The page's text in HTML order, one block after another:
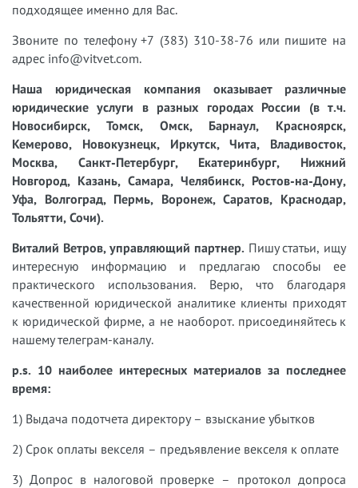
подходящее именно для Вас.
Звоните по телефону +7 (383) 310-38-76 или пишите на
адрес info@vitvet.com.
Наша юридическая компания оказывает различные
юридические услуги в разных городах России (в т.ч.
Новосибирск, Томск, Омск, Барнаул, Красноярск,
Кемерово, Новокузнецк, Иркутск, Чита, Владивосток,
Москва, Санкт-Петербург, Екатеринбург, Нижний
Новгород, Казань, Самара, Челябинск, Ростов-на-Дону,
Уфа, Волгоград, Пермь, Воронеж, Саратов, Краснодар,
Тольятти, Сочи).
Виталий Ветров, управляющий партнер. Пишу статьи, ищу
интересную информацию и предлагаю способы ее
практического использования. Верю, что благодаря
качественной юридической аналитике клиенты приходят
к юридической фирме, а не наоборот. присоединяйтесь к
нашему телеграм-каналу.
p.s. 10 наиболее интересных материалов за последнее
время:
1) Выдача подотчета директору – взыскание убытков
2) Срок оплаты векселя – предъявление векселя к оплате
3) Допрос в налоговой проверке – протокол допроса